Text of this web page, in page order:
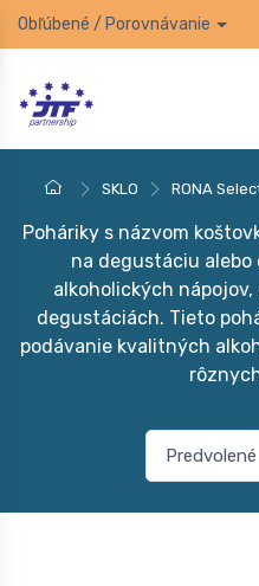
Obľúbené / Porovnávanie
SKLO RONA
Poháriky s názvom
na degustáciu
alkoholických
degustáciách. Tieto
podávanie kvalitných